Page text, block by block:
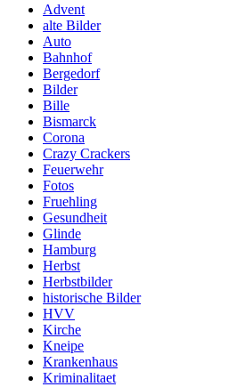
Advent
alte Bilder
Auto
Bahnhof
Bergedorf
Bilder
Bille
Bismarck
Corona
Crazy Crackers
Feuerwehr
Fotos
Fruehling
Gesundheit
Glinde
Hamburg
Herbst
Herbstbilder
historische Bilder
HVV
Kirche
Kneipe
Krankenhaus
Kriminalitaet